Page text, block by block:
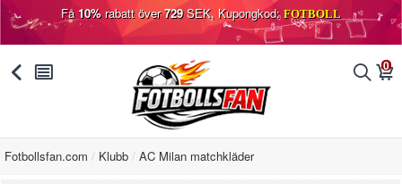
Få10%rabatt över729SEK, Kupongkod: FOTBOLL
󰅯 󰂩 󰂨 0
󰃦
Fotbollsfan.com Klubb AC Milan matchkläder